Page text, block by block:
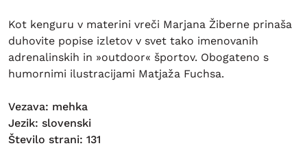
Kot kenguru v materini vreči Marjana Žiberne prinaša
duhovite popise izletov v svet tako imenovanih
adrenalinskih in »outdoor« športov. Obogateno s
humornimi ilustracijami Matjaža Fuchsa.
Vezava: mehka
Jezik: slovenski
Število strani: 131